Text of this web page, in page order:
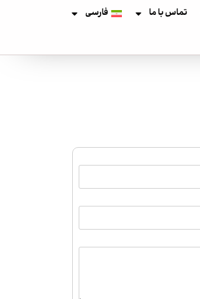
تماس با ما فارسی